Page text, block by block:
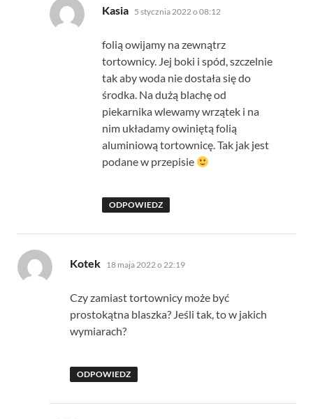
Kasia pisze:
5 stycznia 2022 o 08:12
folią owijamy na zewnątrz
tortownicy. Jej boki i spód, szczelnie
tak aby woda nie dostała się do
środka. Na dużą blachę od
piekarnika wlewamy wrzątek i na
nim układamy owiniętą folią
aluminiową tortownicę. Tak jak jest
podane w przepisie
ODPOWIEDZ
Kotek pisze:
18 maja 2022 o 22:19
Czy zamiast tortownicy może być
prostokątna blaszka? Jeśli tak, to w jakich
wymiarach?
ODPOWIEDZ